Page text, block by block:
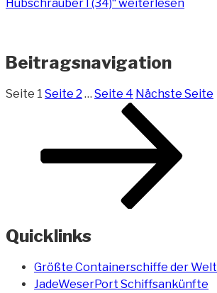
Hubschrauber I (34)“ weiterlesen
Beitragsnavigation
Seite 1 Seite 2 … Seite 4 Nächste Seite
Quicklinks
Größte Containerschiffe der Welt
JadeWeserPort Schiffsankünfte